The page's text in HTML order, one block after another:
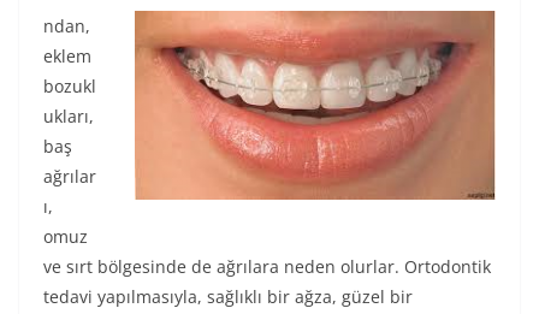
ndan,
eklem
bozukl
ukları,
baş
ağrılar
ı,
omuz
ve sırt bölgesinde de ağrılara neden olurlar. Ortodontik
tedavi yapılmasıyla, sağlıklı bir ağza, güzel bir